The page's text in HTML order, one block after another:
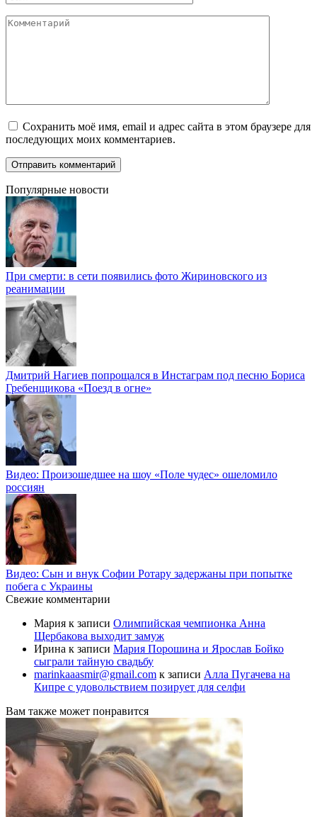
Комментарий
Сохранить моё имя, email и адрес сайта в этом браузере для
последующих моих комментариев.
Популярные новости
При смерти: в сети появились фото Жириновского из
реанимации
Дмитрий Нагиев попрощался в Инстаграм под песню Бориса
Гребенщикова «Поезд в огне»
Видео: Произошедшее на шоу «Поле чудес» ошеломило
россиян
Видео: Сын и внук Софии Ротару задержаны при попытке
побега с Украины
Свежие комментарии
Мария к записи Олимпийская чемпионка Анна
Щербакова выходит замуж
Ирина к записи Мария Порошина и Ярослав Бойко
сыграли тайную свадьбу
marinkaaasmir@gmail.com к записи Алла Пугачева на
Кипре с удовольствием позирует для селфи
Вам также может понравится